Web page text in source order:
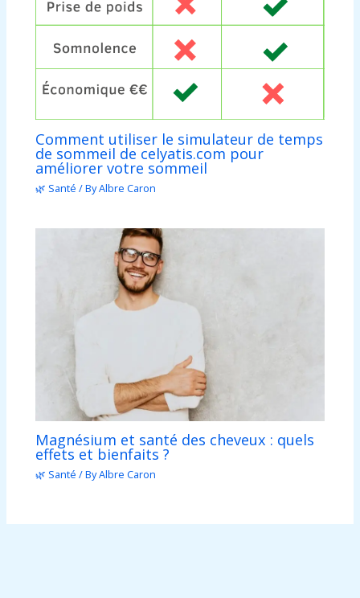
Comment utiliser le simulateur de temps
de sommeil de celyatis.com pour
améliorer votre sommeil
🌿 Santé / ByAlbre Caron
Magnésium et santé des cheveux : quels
effets et bienfaits ?
🌿 Santé / ByAlbre Caron